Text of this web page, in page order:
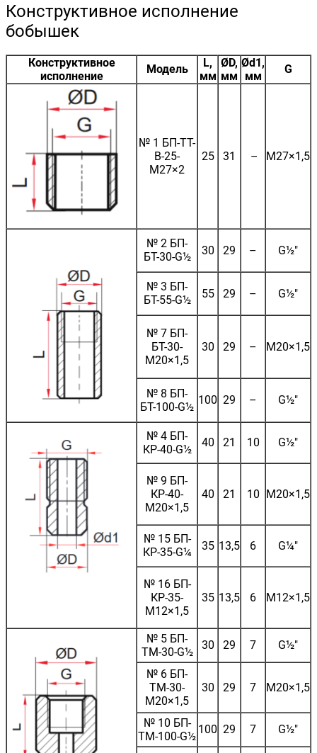
Конструктивное исполнение
бобышек
Конструктивное
исполнение
Модель
L,
мм
ØD,
мм
Ød1,
мм
G
№ 1 БП-ТТ-
В-25-
М27×2
25 31 – М27×1,5
№ 2 БП-
БТ-30-G½
30 29 – G½"
№ 3 БП-
БТ-55-G½
55 29 – G½"
№ 7 БП-
БТ-30-
М20×1,5
30 29 – М20×1,5
№ 8 БП-
БТ-100-G½
100 29 – G½"
№ 4 БП-
КР-40-G½
40 21 10 G½"
№ 9 БП-
КР-40-
М20×1,5
40 21 10 М20×1,5
№ 15 БП-
КР-35-G¼
35 13,5 6 G¼"
№ 16 БП-
КР-35-
M12×1,5
35 13,5 6 М12×1,5
№ 5 БП-
ТМ-30-G½
30 29 7 G½"
№ 6 БП-
ТМ-30-
М20×1,5
30 29 7 М20×1,5
№ 10 БП-
ТМ-100-G½
100 29 7 G½"